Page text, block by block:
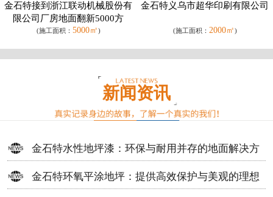
金石特接到浙江联动机械股份有
限公司厂房地面翻新5000方
(施工面积： 5000㎡)
金石特义乌市超华印刷有限公司
(施工面积： 2000㎡)
新闻资讯
金石特水性地坪漆：环保与耐用并存的地面解决方
案
金石特环氧平涂地坪：提供高效保护与美观的理想